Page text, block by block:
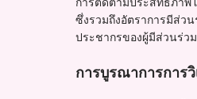
ซึ่งรวมถึงอัตราการมีส่ว
ประชากรของผู้มีส่วนร่ว
การบูรณาการการ